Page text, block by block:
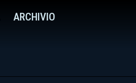
ARCHIVIO